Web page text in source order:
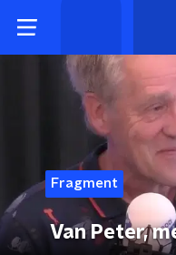
Fragment
Van Peter,